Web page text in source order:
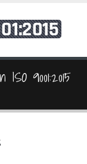
9001:2015